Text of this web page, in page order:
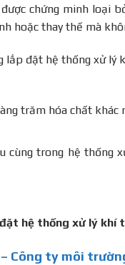
chứng minh loại
hoặc thay thế mà
trăm hóa chất khác
cùng trong hệ thống
Công ty môi